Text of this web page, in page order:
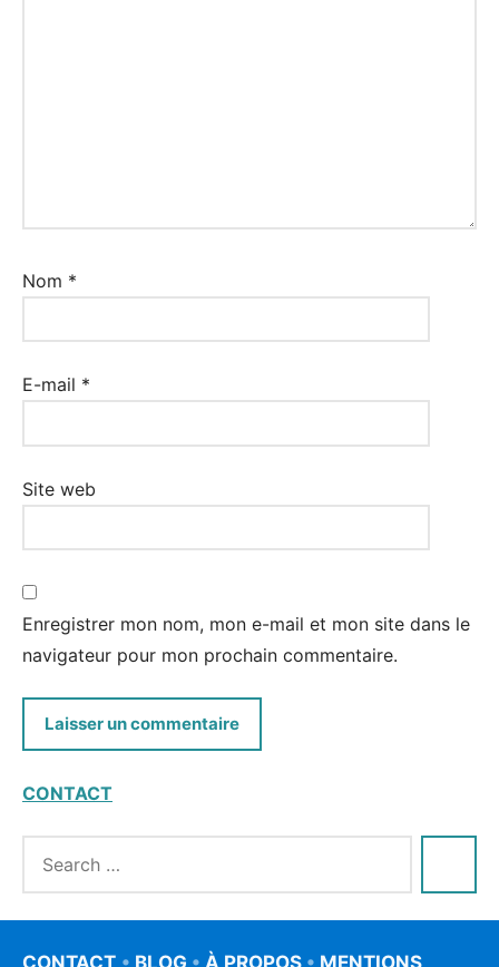
Nom *
E-mail *
Site web
Enregistrer mon nom, mon e-mail et mon site dans le
navigateur pour mon prochain commentaire.
CONTACT
CONTACT • BLOG • À PROPOS • MENTIONS